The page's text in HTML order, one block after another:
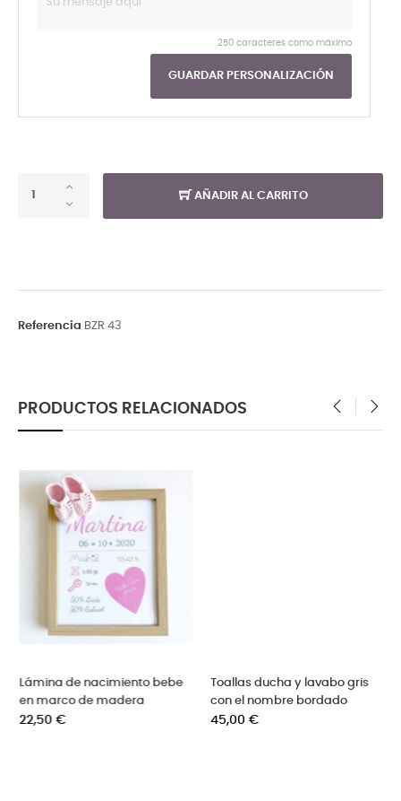
250 caracteres como máximo
GUARDAR PERSONALIZACIÓN
AÑADIR AL CARRITO
Referencia BZR 43
PRODUCTOS RELACIONADOS
Toallas ducha y lavabo gris
con el nombre bordado
Precio
45,00 €
Regalo original cojin con toda
la familia y con nombres
Precio
36,00 €